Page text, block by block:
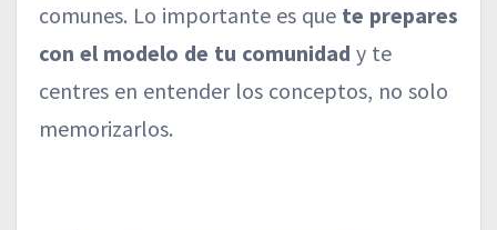
comunes. Lo importante es que te prepares
con el modelo de tu comunidad y te
centres en entender los conceptos, no solo
memorizarlos.